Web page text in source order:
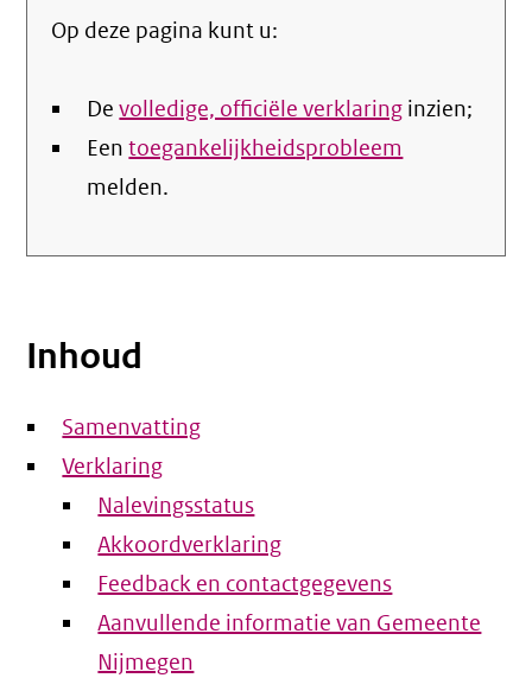
Op deze pagina kunt u:
Devolledige, officiële verklaring inzien;
Eentoegankelijkheidsprobleem
melden.
Inhoud
Samenvatting
Verklaring
Nalevingsstatus
Akkoordverklaring
Feedback en contactgegevens
Aanvullende informatie van Gemeente
Nijmegen